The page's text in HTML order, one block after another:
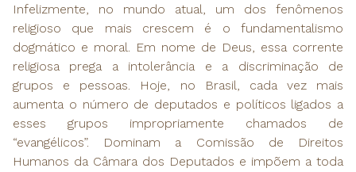
Infelizmente, no mundo atual, um dos fenômenos
religioso que mais crescem é o fundamentalismo
dogmático e moral. Em nome de Deus, essa corrente
religiosa prega a intolerância e a discriminação de
grupos e pessoas. Hoje, no Brasil, cada vez mais
aumenta o número de deputados e políticos ligados a
esses grupos impropriamente chamados de
“evangélicos”. Dominam a Comissão de Direitos
Humanos da Câmara dos Deputados e impõem a toda